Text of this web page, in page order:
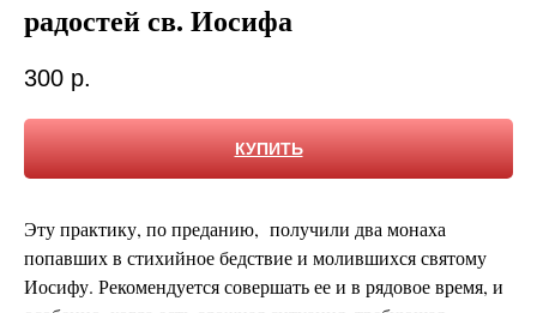
радостей св. Иосифа
300 р.
КУПИТЬ
Эту практику, по преданию, получили два монаха
попавших в стихийное бедствие и молившихся святому
Иосифу. Рекомендуется совершать ее и в рядовое время, и